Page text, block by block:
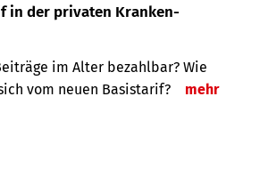
in der privaten Kranken­
im Alter bezahlbar? Wie
vom neuen Basistarif?
mehr